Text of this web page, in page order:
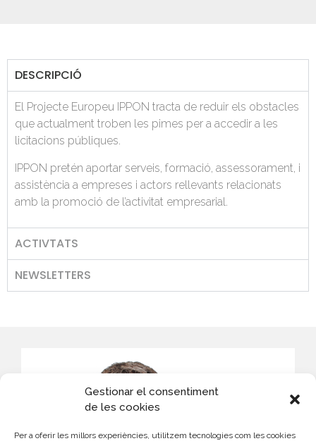
Gestionar el consentiment
de les cookies
Per a oferir les millors experiències, utilitzem tecnologies com les cookies
DESCRIPCIÓ
El Projecte Europeu IPPON tracta de reduir els obstacles
que actualment troben les pimes per a accedir a les
licitacions públiques.
IPPON pretén aportar serveis, formació, assessorament, i
assistència a empreses i actors rellevants relacionats
amb la promoció de l’activitat empresarial.
ACTIVTATS
NEWSLETTERS